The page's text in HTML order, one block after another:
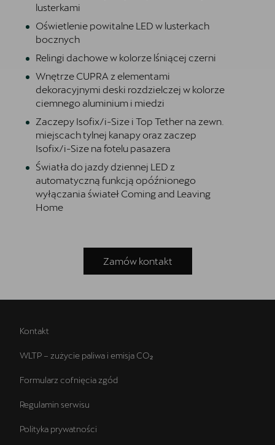
lusterkami
Oświetlenie powitalne LED w lusterkach
bocznych
Relingi dachowe w kolorze lśniącej czerni
Wnętrze CUPRA z elementami
dekoracyjnymi deski rozdzielczej w kolorze
ciemnego aluminium i miedzi
Zaczepy Isofix/i-Size i Top Tether na zewn.
miejscach tylnej kanapy oraz zaczep
Isofix/i-Size na fotelu pasazera
Światła do jazdy dziennej LED z
automatyczną funkcją opóźnionego
wyłączania świateł Coming and Leaving
Home
Zamów kontakt
Kontakt
WLTP – zużycie paliwa i emisja CO₂
Formularz cofnięcia zgód
Regulamin serwisu
Polityka prywatności